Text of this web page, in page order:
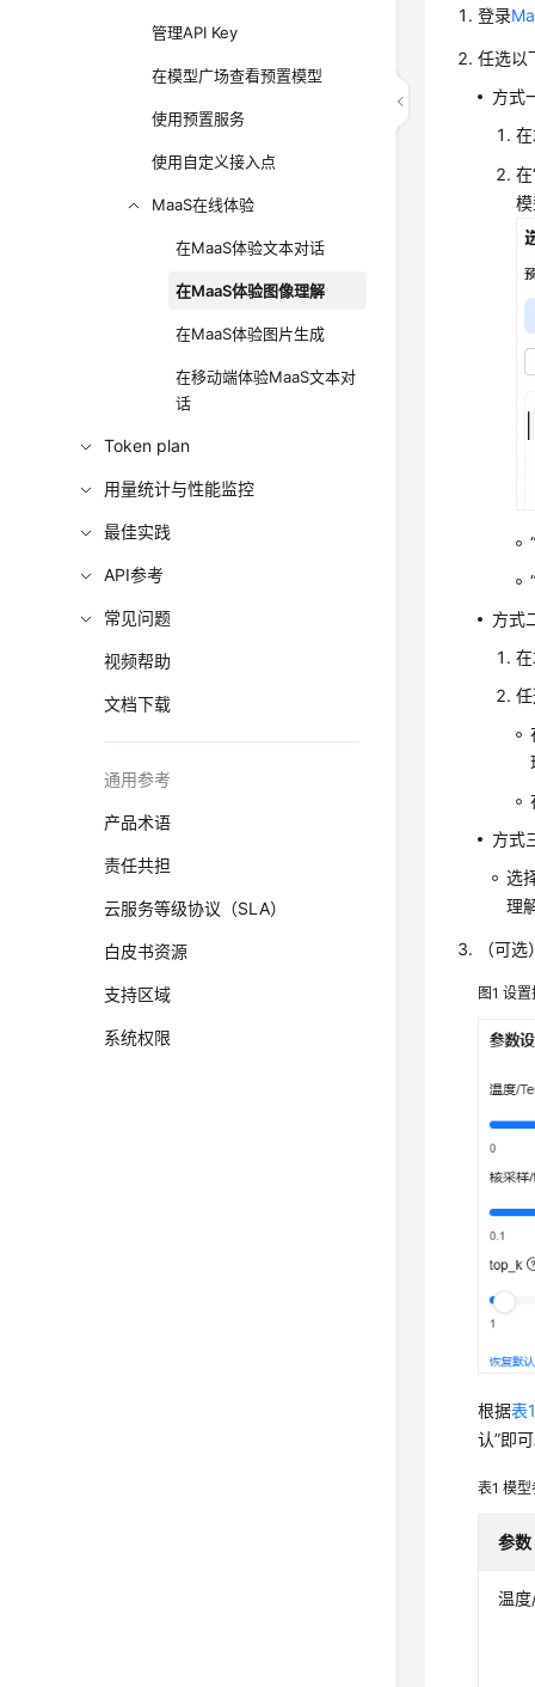
管理API Key
在模型广场查看预置模型
使用预置服务
使用自定义接入点
MaaS在线体验
在MaaS体验文本对话
在MaaS体验图像理解
在MaaS体验图片生成
在移动端体验MaaS文本对
话
Token plan
用量统计与性能监控
最佳实践
API参考
常见问题
视频帮助
文档下载
通用参考
产品术语
责任共担
云服务等级协议（SLA）
白皮书资源
支持区域
系统权限
登录
任选以
方式
在
方式
方式
选
理
（可
图1设置
根据表1
认”即可
表1模型
参数
温